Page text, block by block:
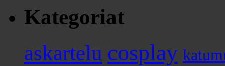
Kategoriat
askartelu cosplay